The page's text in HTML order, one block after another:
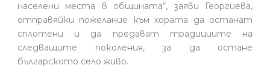
населени места в общината“, заяви Георгиева,
отправяйки пожелание към хората да останат
сплотени и да предават традициите на
следващите поколения, за да остане
българското село живо.